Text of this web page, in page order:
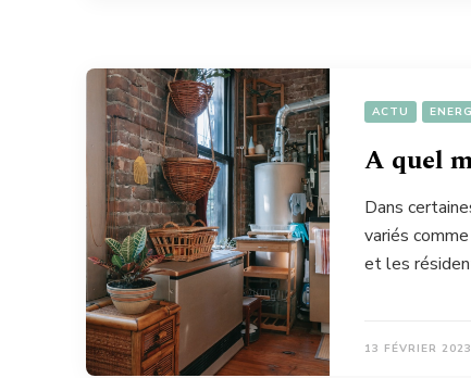
ACTU
A quel
Dans
variés
et les
13 FÉVRIER 2023